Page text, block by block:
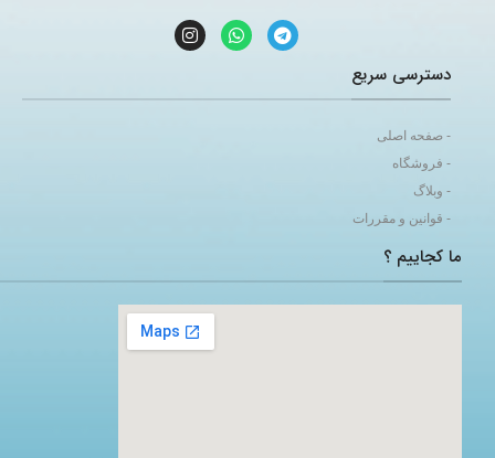
دسترسی سریع
- صفحه اصلی
- فروشگاه
- وبلاگ
- قوانین و مقررات
ما کجاییم ؟